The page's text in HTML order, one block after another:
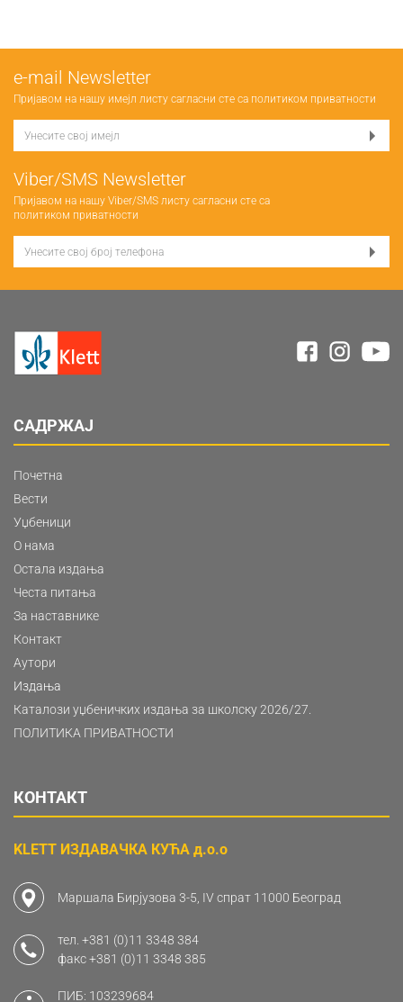
е-mail Newsletter
Пријавом на нашу имејл листу сагласни сте са политиком приватности
Viber/SMS Newsletter
Пријавом на нашу Viber/SMS листу сагласни сте са
политиком приватности
САДРЖАЈ
Почетна
Вести
Уџбеници
О нама
Остала издања
Честа питања
За наставнике
Контакт
Аутори
Издања
Каталози уџбеничких издања за школску 2026/27.
ПОЛИТИКА ПРИВАТНОСТИ
КОНТАКТ
KLETT ИЗДАВАЧКА КУЋА д.о.о
Маршала Бирјузова 3-5, IV спрат 11000 Београд
тел. +381 (0)11 3348 384
факс+381 (0)11 3348 385
ПИБ: 103239684